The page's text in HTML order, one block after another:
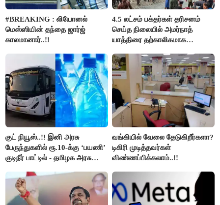
#BREAKING : லியோனல்
மெஸ்ஸியின் தந்தை ஜார்ஜ்
காலமானார்..!!
4.5 லட்சம் பக்தர்கள் தரிசனம்
செய்த நிலையில் அமர்நாத்
யாத்திரை தற்காலிகமாக
குட் நியூஸ்..!! இனி அரசு
பேருந்துகளில் ரூ.10-க்கு ‘பயணி’
குடிநீர் பாட்டில் - தமிழக அரசு
வங்கியில் வேலை தேடுகிறீர்களா?
டிகிரி முடித்தவர்கள்
விண்ணப்பிக்கலாம்..!!